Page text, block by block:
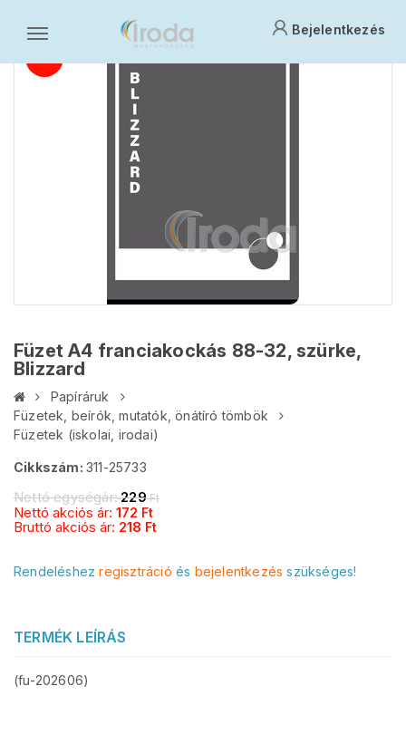
Bejelentkezés
Füzet A4 franciakockás 88-32, szürke,
Blizzard
Papíráruk
Füzetek, beírók, mutatók, önátíró tömbök
Füzetek (iskolai, irodai)
Cikkszám: 311-25733
Nettó egységár:229Ft
Nettó akciós ár: 172 Ft
Bruttó akciós ár: 218 Ft
Rendeléshezregisztráció és bejelentkezés szükséges!
TERMÉK LEÍRÁS
(fu-202606)